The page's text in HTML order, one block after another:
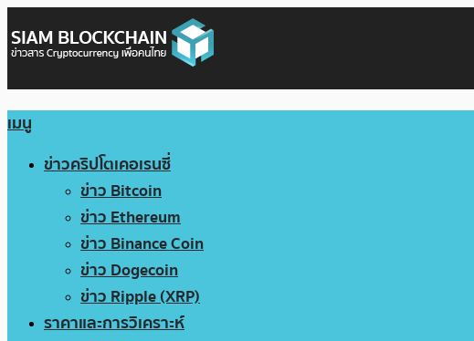
เมนู
ข่าวคริปโตเคอเรนซี่
ข่าว Bitcoin
ข่าว Ethereum
ข่าว Binance Coin
ข่าว Dogecoin
ข่าว Ripple (XRP)
ราคาและการวิเคราะห์